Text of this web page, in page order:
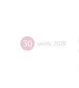
30 июля 2026